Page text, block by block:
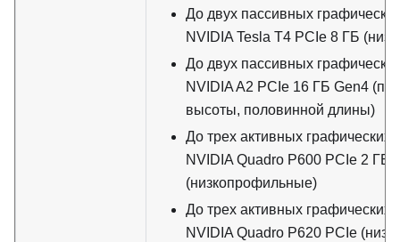
До двух пассивных
NVIDIA Tesla T4 PCIe 8 ГБ
До двух пассивных
NVIDIA A2 PCIe 16 ГБ Gen4
высоты, половинной длины)
До трех активных графических
NVIDIA Quadro P600 PCIe 2 ГБ
(низкопрофильные)
До трех активных графических
NVIDIA Quadro P620 PCIe